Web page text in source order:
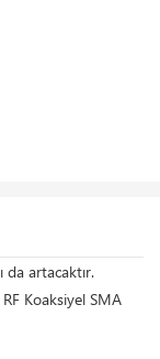
da artacaktır.
Koaksiyel SMA